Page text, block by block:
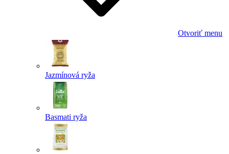
Otvoriť menu
Jazmínová ryža
Basmati ryža